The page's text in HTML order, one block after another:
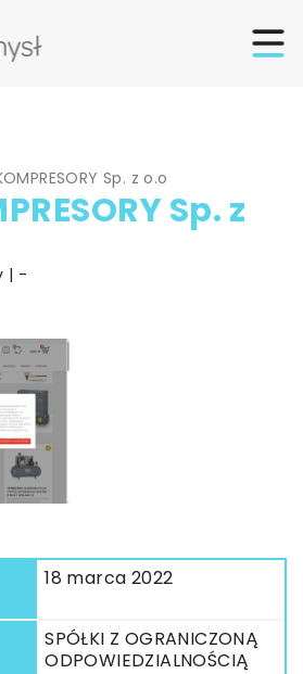
Sp. z o.o
Sp. z
| -
18 marca 2022
SPÓŁKI Z OGRANICZONĄ
ODPOWIEDZIALNOŚCIĄ